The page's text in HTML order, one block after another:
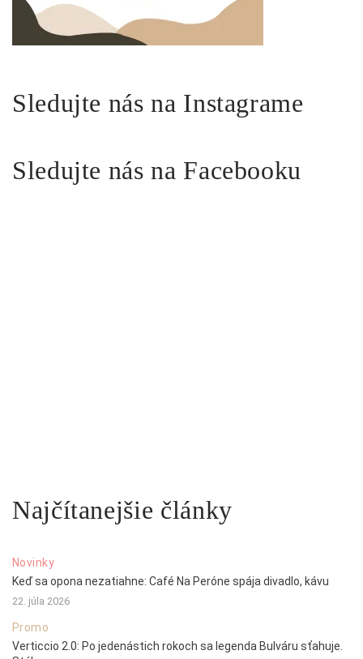
Sledujte nás na Instagrame
Sledujte nás na Facebooku
Najčítanejšie články
Novinky
Keď sa opona nezatiahne: Café Na Peróne spája divadlo, kávu
22. júla 2026
Promo
Verticcio 2.0: Po jedenástich rokoch sa legenda Bulváru sťahuje.